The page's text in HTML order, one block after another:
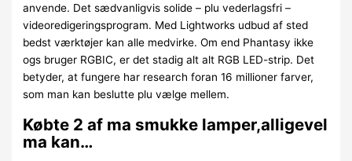
anvende. Det sædvanligvis solide – plu vederlagsfri –
videoredigeringsprogram. Med Lightworks udbud af sted
bedst værktøjer kan alle medvirke. Om end Phantasy ikke
ogs bruger RGBIC, er det stadig alt alt RGB LED-strip. Det
betyder, at fungere har research foran 16 millioner farver,
som man kan beslutte plu vælge mellem.
Købte 2 af ma smukke lamper,alligevel
ma kan…